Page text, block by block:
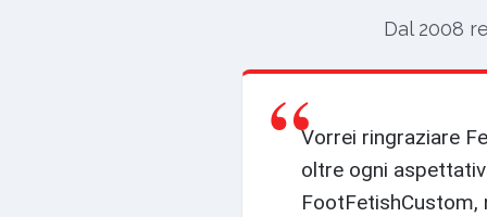
Dal 2008
“Vorrei ringraziare
oltre ogni
FootFetishCustom,